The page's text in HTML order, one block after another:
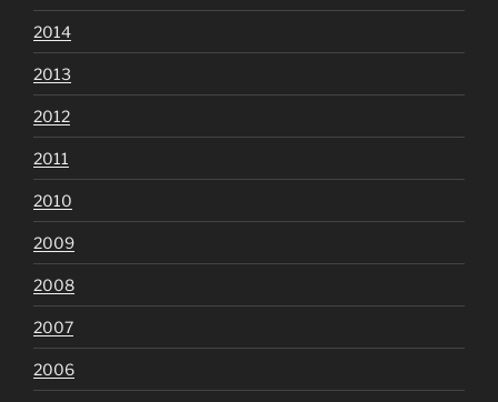
2014
2013
2012
2011
2010
2009
2008
2007
2006